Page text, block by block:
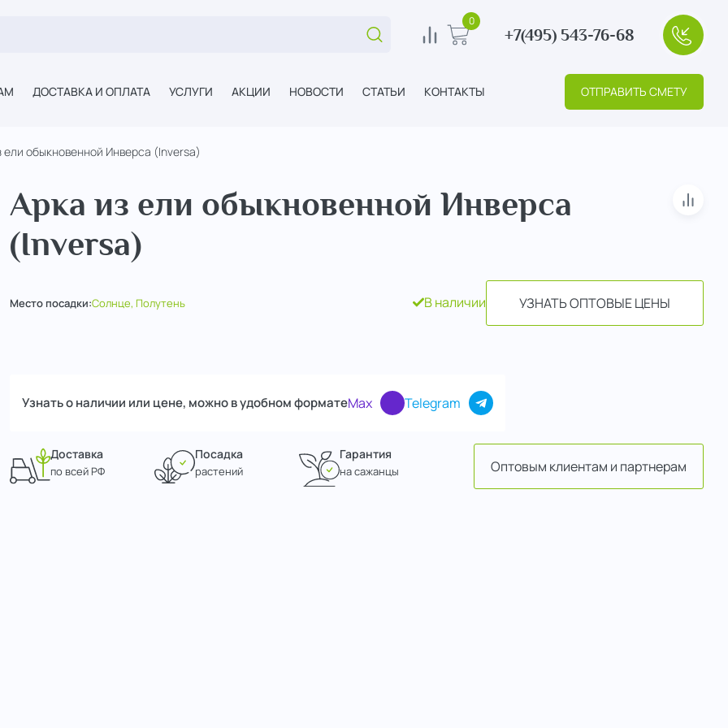
Поиск... 0 В корзину
0
+7(495) 543-76-68
ДОСТАВКА И ОПЛАТА УСЛУГИ АКЦИИ НОВОСТИ СТАТЬИ КОНТАКТЫ ОТПРАВИТЬ СМЕТУ
ели обыкновенной Инверса (Inversa)
Арка из ели обыкновенной Инверса
(Inversa)
В
Место посадки:Солнце, Полутень В наличии УЗНАТЬ ОПТОВЫЕ ЦЕНЫ
Узнать о наличии или цене, можно в удобном форматеMax Telegram
Доставка
по всей РФ
Посадка
растений
Гарантия
на сажанцы Оптовым клиентам и партнерам